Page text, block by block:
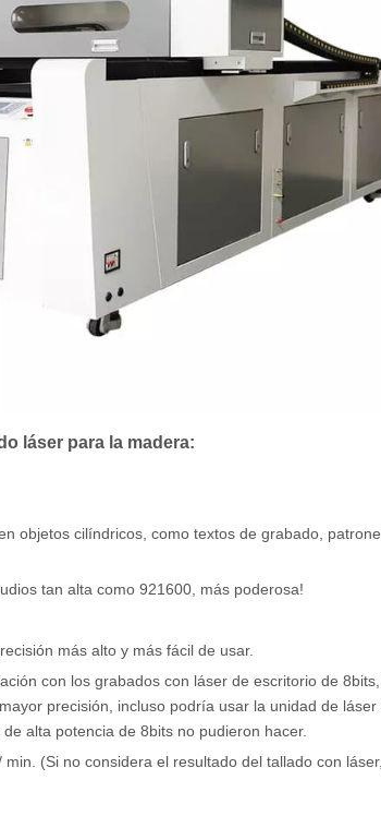
láser para la madera:
objetos cilíndricos, como textos de grabado,
tan alta como 921600, más poderosa!
más alto y más fácil de usar.
con los grabados con láser de escritorio de
precisión, incluso podría usar la unidad de
alta potencia de 8bits no pudieron hacer.
(Si no considera el resultado del tallado con